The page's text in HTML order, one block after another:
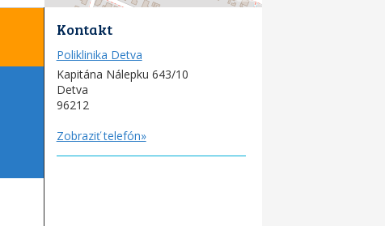
Kontakt
Poliklinika Detva
Kapitána Nálepku 643/10
Detva
96212
Zobraziť telefón»